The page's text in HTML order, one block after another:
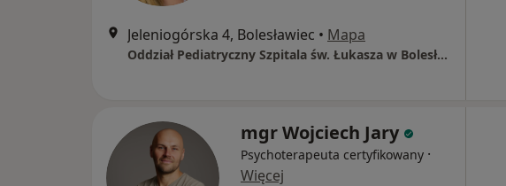
Jeleniogórska 4, Bolesławiec • Mapa
Oddział Pediatryczny Szpitala św. Łukasza w Bolesławcu - zespół diagnostyki i leczenia zaburzeń psychiatrycznych, depresyjno-lękowych i zaburzeń zachowania u dzieci i młodzieży
mgr Wojciech Jary
Psychoterapeuta certyfikowany ·
Więcej